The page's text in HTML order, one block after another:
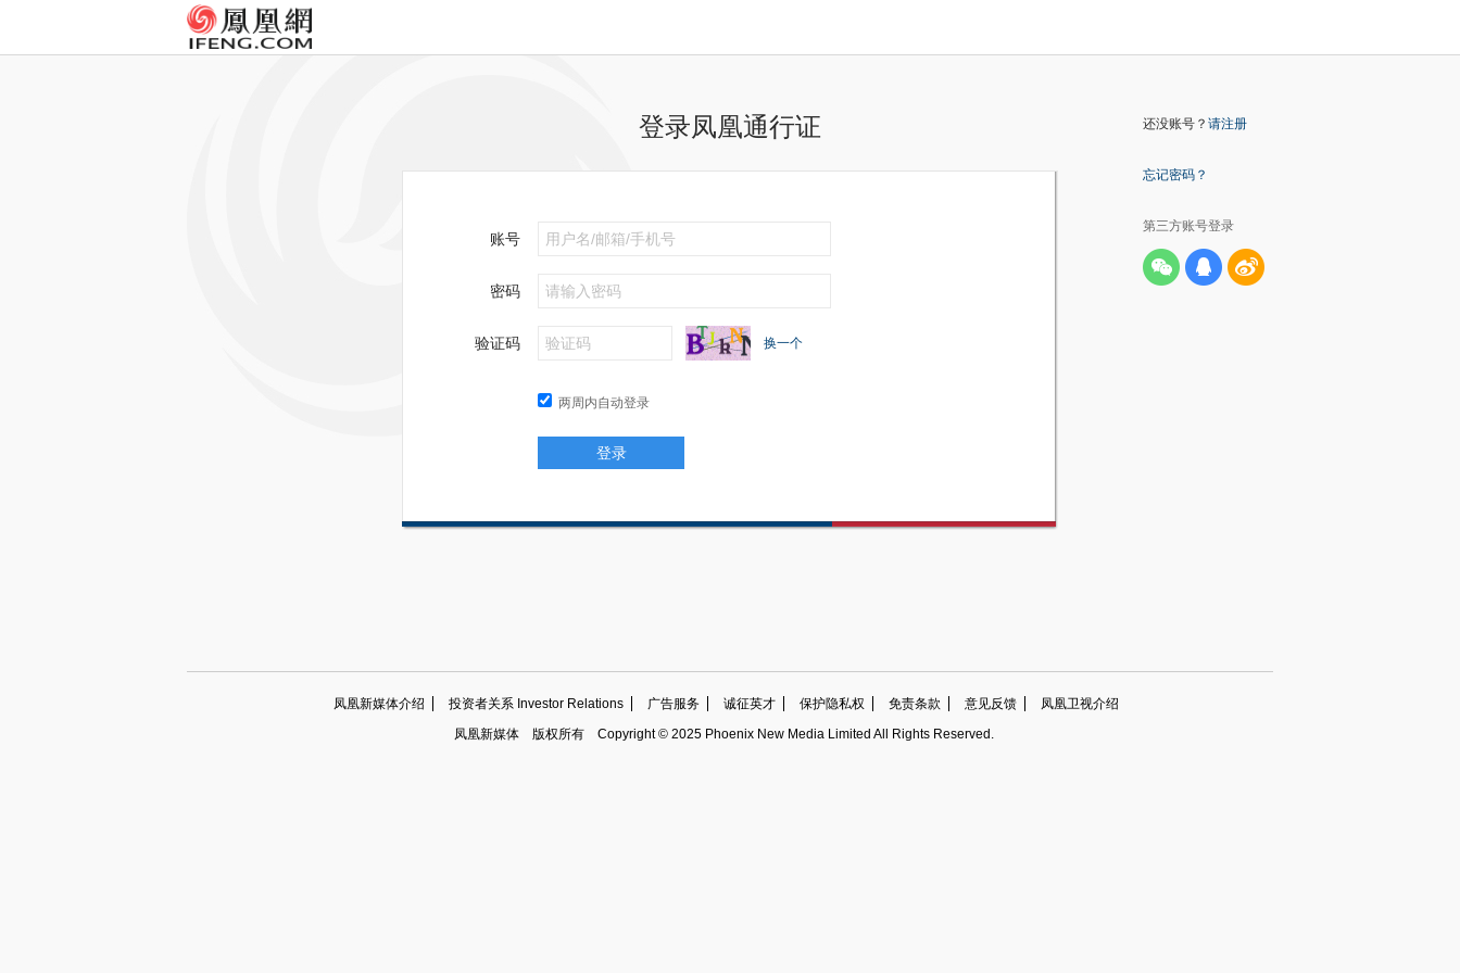
登录凤凰通行证
账号
密码
验证码 换一个
两周内自动登录
登录
还没账号？ 请注册
忘记密码？
第三方账号登录
凤凰新媒体介绍 投资者关系 Investor Relations 广告服务 诚征英才 保护隐私权 免责条款 意见反馈
凤凰卫视介绍
凤凰新媒体
版权所有 Copyright © 2025 Phoenix New Media Limited All Rights Reserved.